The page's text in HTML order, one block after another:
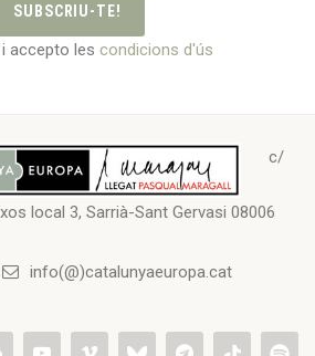
SUBSCRIU-TE!
accepto les condicions d'ús
c/
local 3, Sarrià-Sant Gervasi 08006
info(@)catalunyaeuropa.cat